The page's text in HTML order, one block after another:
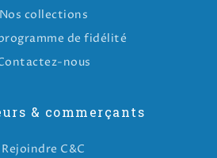
Nos collections
de fidélité
nous
& commerçants
Rejoindre C&C